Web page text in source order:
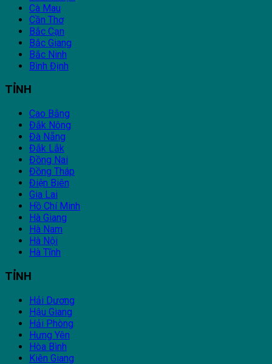
Cà Mau
Cần Thơ
Bắc Cạn
Bắc Giang
Bắc Ninh
Bình Định
TỈNH
Cao Bằng
Đắk Nông
Đà Nẵng
Đắk Lắk
Đồng Nai
Đồng Tháp
Điện Biên
Gia Lai
Hồ Chí Minh
Hà Giang
Hà Nam
Hà Nội
Hà Tĩnh
TỈNH
Hải Dương
Hậu Giang
Hải Phòng
Hưng Yên
Hòa Bình
Kiên Giang